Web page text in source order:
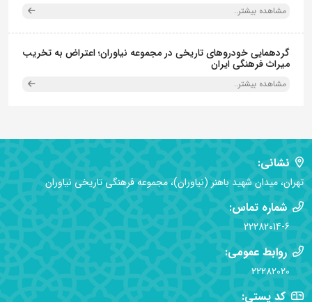
مشاهده بیشتر..
گردهمایی خودروهای تاریخی در مجموعه نیاوران؛ اعتراض به تخریب
میراث فرهنگی ایران
مشاهده بیشتر..
نشانی:
تهران، میدان شهید باهنر (نیاوران)، مجموعه فرهنگی تاریخی نیاوران
شماره تماس:
22282014-6
روابط عمومی:
22282020
کد پستی: